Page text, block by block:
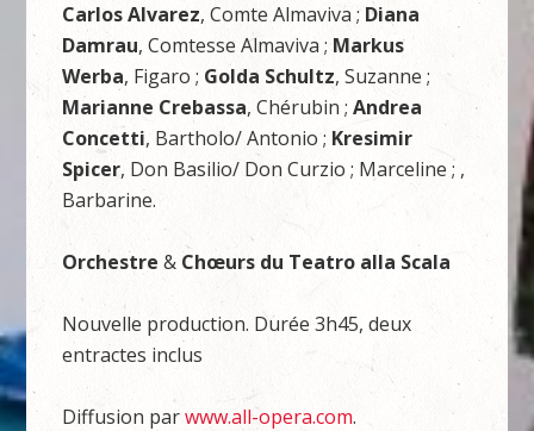
Carlos Alvarez, Comte Almaviva ; Diana
Damrau, Comtesse Almaviva ;Markus
Werba, Figaro ; Golda Schultz, Suzanne ;
Marianne Crebassa, Chérubin ;Andrea
Concetti, Bartholo/ Antonio ; Kresimir
Spicer, Don Basilio/ Don Curzio ; Marceline ; ,
Barbarine.
Orchestre & Chœurs du Teatro alla Scala
Nouvelle production. Durée 3h45, deux
entractes inclus
Diffusion parwww.all-opera.com.